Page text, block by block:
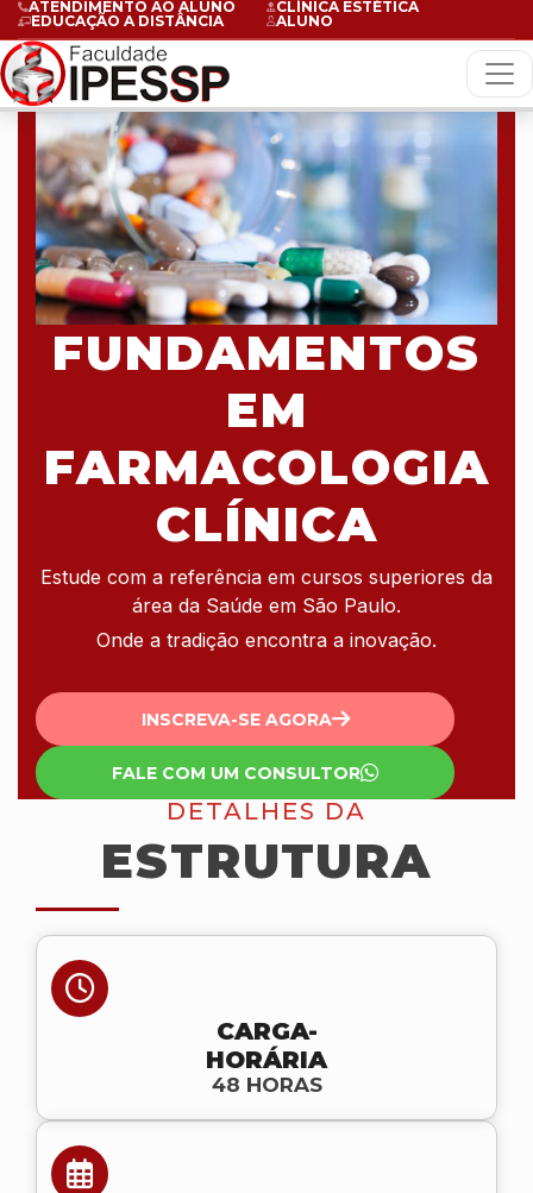
ATENDIMENTO AO ALUNO
CLÍNICA ESTÉTICA
EDUCAÇÃO A DISTÂNCIA
ALUNO
FUNDAMENTOS
EM
FARMACOLOGIA
CLÍNICA
Estude com a referência em cursos superiores da
área da Saúde em São Paulo.
Onde a tradição encontra a inovação.
INSCREVA-SE AGORA
FALE COM UM CONSULTOR
DETALHES DA
ESTRUTURA
CARGA-
HORÁRIA
48 HORAS